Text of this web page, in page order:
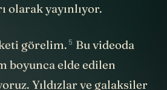
gözlenirse sistem
görelim. 5Bu videoda
boyunca elde edilen